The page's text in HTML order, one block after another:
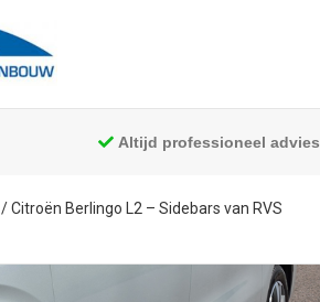
Altijd professioneel advies
/ Citroën Berlingo L2 – Sidebars van RVS